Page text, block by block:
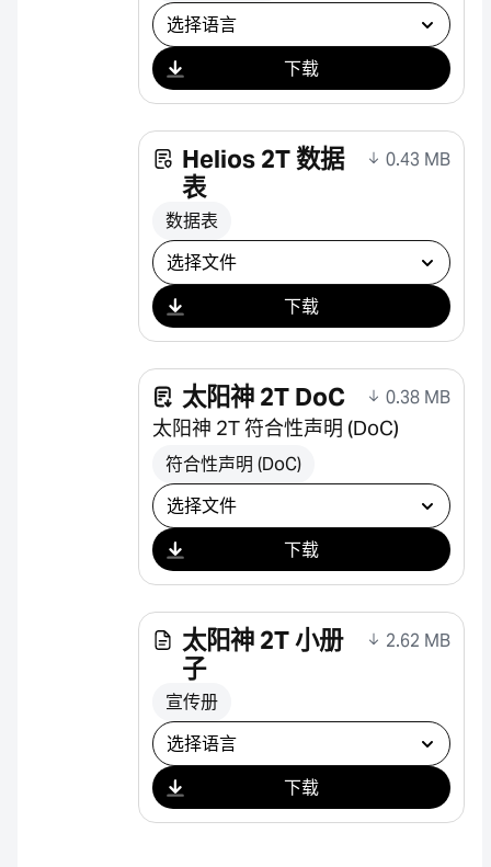
选择下载
下载
Helios 2T 数据
表
0.43 MB
数据表
选择下载
下载
太阳神 2T DoC 0.38 MB
太阳神 2T 符合性声明 (DoC)
符合性声明 (DoC)
选择下载
下载
太阳神 2T 小册
子
2.62 MB
宣传册
选择下载
下载